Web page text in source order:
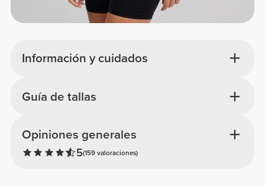
Información y cuidados
Opiniones generales
5(159 valoraciones)
Guía de tallas